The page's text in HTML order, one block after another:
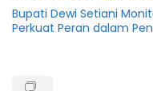
Bupati Dewi Setiani
Perkuat Peran dalam